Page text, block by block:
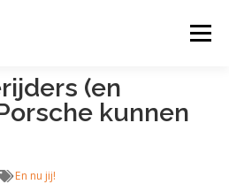
Menu
EN NU EERLIJK!
(en
kunnen
En nu jij!